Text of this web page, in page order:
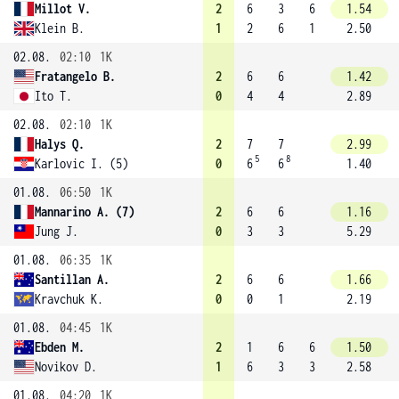
Millot V.
Klein B.
2
1
6
2
3
6
6
1
1.54
2.50
02.08.
02:10
1K
Fratangelo B.
Ito T.
2
0
6
4
6
4
1.42
2.89
02.08.
02:10
1K
Halys Q.
Karlovic I. (5)
2
0
7
6 5
7
68
2.99
1.40
01.08.
06:50
1K
Mannarino A. (7)
Jung J.
2
0
6
3
6
3
1.16
5.29
01.08.
06:35
1K
Santillan A.
Kravchuk K.
2
0
6
0
6
1
1.66
2.19
01.08.
04:45
1K
Ebden M.
Novikov D.
2
1
1
6
6
3
6
3
1.50
2.58
01.08.
04:20 1K